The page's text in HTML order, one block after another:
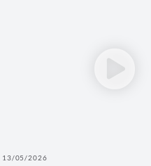
13/05/2026